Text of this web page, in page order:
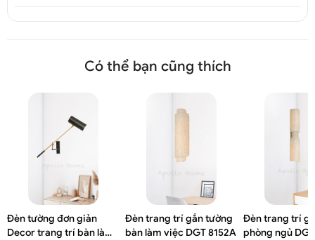
Có thể bạn cũng thích
Đèn tường đơn giản
Decor trang trí bàn làm
Đèn trang trí gắn tường
bàn làm việc DGT 8152A
Đèn trang trí
phòng ngủ